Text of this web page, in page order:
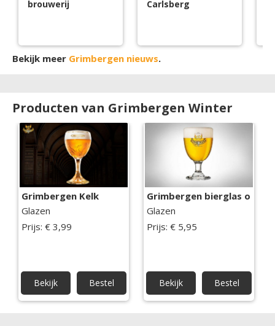
brouwerij Carlsberg
Bekijk meer Grimbergen nieuws.
Producten van Grimbergen Winter
Grimbergen Kelk
Glazen
Prijs: € 3,99
Bekijk Bestel
Grimbergen bierglas op
Glazen
Prijs: € 5,95
Bekijk Bestel